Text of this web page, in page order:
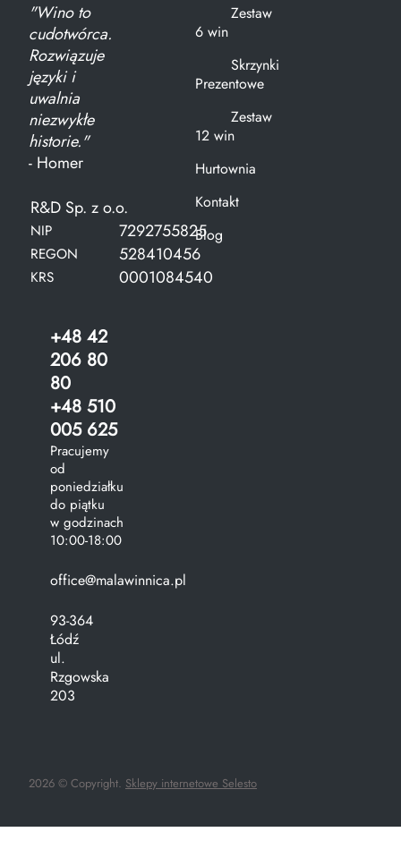
"Wino to
cudotwórca.
Rozwiązuje
języki i
uwalnia
niezwykłe
historie."
- Homer
R&D Sp. z o.o.
NIP 7292755825
REGON 528410456
KRS 0001084540
+48 42
206 80
80
+48 510
005 625
Pracujemy
od
poniedziałku
do piątku
w godzinach
10:00-18:00
office@malawinnica.pl
93-364
Łódź
ul.
Rzgowska
203
Zestaw
6 win
Skrzynki
Prezentowe
Zestaw
12 win
Hurtownia
Kontakt
Blog
2026 © Copyright. Sklepy internetowe Selesto